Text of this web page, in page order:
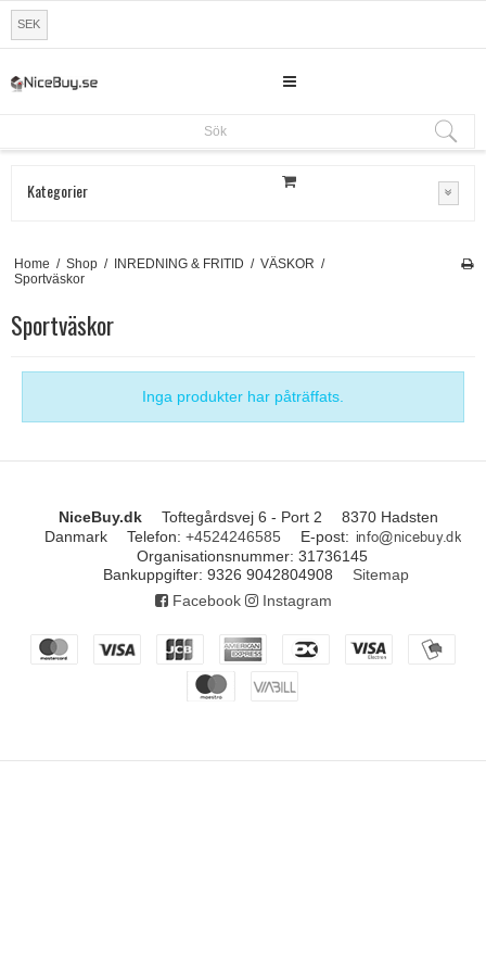
SEK
Sök
Kategorier
Home / Shop / INREDNING & FRITID / VÄSKOR /
Sportväskor
Sportväskor
Inga produkter har påträffats.
NiceBuy.dk Toftegårdsvej 6 - Port 2
8370 Hadsten
Danmark
Telefon: +4524246585 E-post:
Organisationsnummer: 31736145
Bankuppgifter: 9326 9042804908
Sitemap
Facebook
Instagram